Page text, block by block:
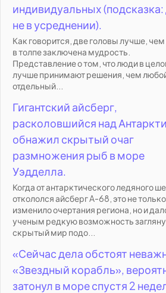
индивидуальных (подсказка:
не в усреднении).
Как говорится, две головы лучше,
в толпе заключена мудрость.
Представление о том, что люди в
лучше принимают решения, чем
отдельный...
Гигантский айсберг,
расколовшийся над
обнажил скрытый очаг
размножения рыб в море
Уэдделла.
Когда от антарктического ледяного
откололся айсберг A-68, это не только
изменило очертания региона, но и
ученым редкую возможность
скрытый мир подо...
«Сейчас дела обстоят
«Звездный корабль»,
затонул в море спустя 2